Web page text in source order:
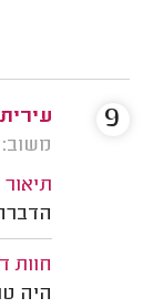
משוב: 08/07/2026
חוות
היה
9